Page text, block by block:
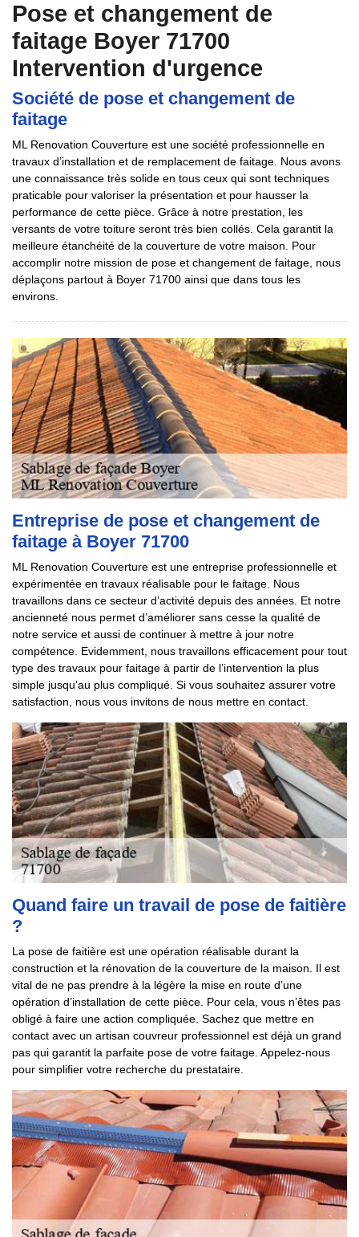
Pose et changement de
faitage Boyer 71700
Intervention d'urgence
Société de pose et changement de
faitage
ML Renovation Couverture est une société professionnelle en
travaux d’installation et de remplacement de faitage. Nous avons
une connaissance très solide en tous ceux qui sont techniques
praticable pour valoriser la présentation et pour hausser la
performance de cette pièce. Grâce à notre prestation, les
versants de votre toiture seront très bien collés. Cela garantit la
meilleure étanchéité de la couverture de votre maison. Pour
accomplir notre mission de pose et changement de faitage, nous
déplaçons partout à Boyer 71700 ainsi que dans tous les
environs.
Entreprise de pose et changement de
faitage à Boyer 71700
ML Renovation Couverture est une entreprise professionnelle et
expérimentée en travaux réalisable pour le faitage. Nous
travaillons dans ce secteur d’activité depuis des années. Et notre
ancienneté nous permet d’améliorer sans cesse la qualité de
notre service et aussi de continuer à mettre à jour notre
compétence. Evidemment, nous travaillons efficacement pour tout
type des travaux pour faitage à partir de l’intervention la plus
simple jusqu’au plus compliqué. Si vous souhaitez assurer votre
satisfaction, nous vous invitons de nous mettre en contact.
Quand faire un travail de pose de faitière
?
La pose de faitière est une opération réalisable durant la
construction et la rénovation de la couverture de la maison. Il est
vital de ne pas prendre à la légère la mise en route d’une
opération d’installation de cette pièce. Pour cela, vous n’êtes pas
obligé à faire une action compliquée. Sachez que mettre en
contact avec un artisan couvreur professionnel est déjà un grand
pas qui garantit la parfaite pose de votre faitage. Appelez-nous
pour simplifier votre recherche du prestataire.